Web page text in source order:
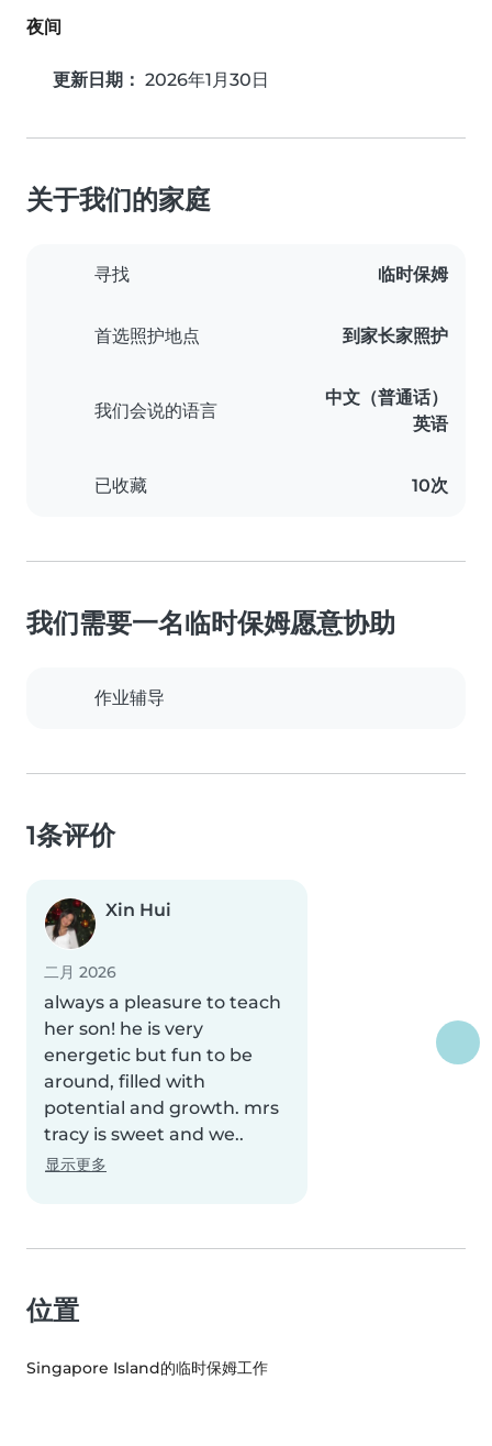
夜间
更新日期： 2026年1月30日
关于我们的家庭
寻找 临时保姆
首选照护地点 到家长家照护
我们会说的语言
中文（普通话）
英语
已收藏 10次
我们需要一名临时保姆愿意协助
作业辅导
1条评价
Xin Hui
二月 2026
always a pleasure to teach
her son! he is very
energetic but fun to be
around, filled with
potential and growth. mrs
tracy is sweet and we..
显示更多
位置
Singapore Island的临时保姆工作